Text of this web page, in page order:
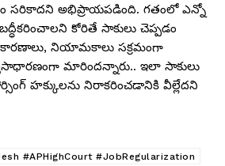
సరికాదని అభిప్రాయపడింది. గతంలో ఎన్నో
కోరితే సాకులు చెప్పడం
కారణాలు, నియామకాలు సక్రమంగా
మారిందన్నారు.. ఇలా సాకులు
హక్కులను నిరాకరించడానికి వీల్లేదని
#APHighCourt #JobRegularization